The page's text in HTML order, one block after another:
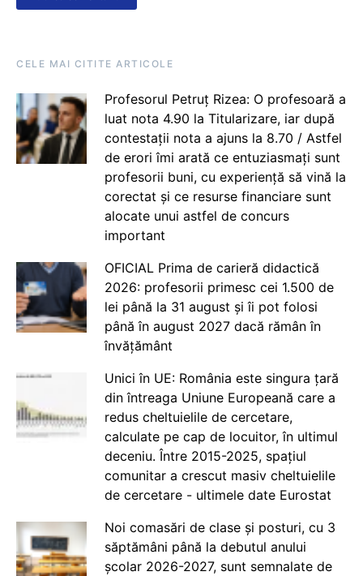
CELE MAI CITITE ARTICOLE
Profesorul Petruț Rizea: O profesoară a
luat nota 4.90 la Titularizare, iar după
contestații nota a ajuns la 8.70 / Astfel
de erori îmi arată ce entuziasmați sunt
profesorii buni, cu experiență să vină la
corectat și ce resurse financiare sunt
alocate unui astfel de concurs
important
OFICIAL Prima de carieră didactică
2026: profesorii primesc cei 1.500 de
lei până la 31 august și îi pot folosi
până în august 2027 dacă rămân în
învățământ
Unici în UE: România este singura țară
din întreaga Uniune Europeană care a
redus cheltuielile de cercetare,
calculate pe cap de locuitor, în ultimul
deceniu. Între 2015-2025, spațiul
comunitar a crescut masiv cheltuielile
de cercetare - ultimele date Eurostat
Noi comasări de clase și posturi, cu 3
săptămâni până la debutul anului
școlar 2026-2027, sunt semnalate de